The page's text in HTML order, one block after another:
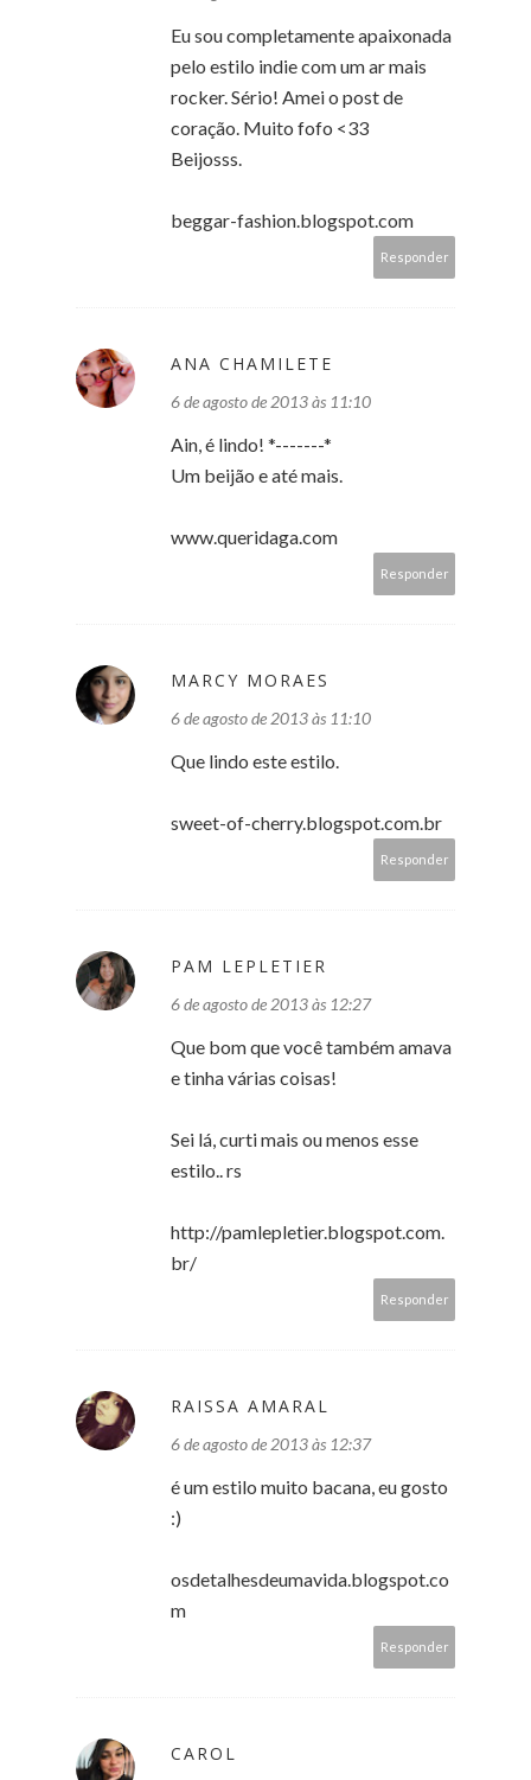
Eu sou completamente apaixonada
pelo estilo indie com um ar mais
rocker. Sério! Amei o post de
coração. Muito fofo <33
Beijosss.
beggar-fashion.blogspot.com
Responder
ANA CHAMILETE
6 de agosto de 2013 às 11:10
Ain, é lindo! *-------*
Um beijão e até mais.
www.queridaga.com
Responder
MARCY MORAES
6 de agosto de 2013 às 11:10
Que lindo este estilo.
sweet-of-cherry.blogspot.com.br
Responder
PAM LEPLETIER
6 de agosto de 2013 às 12:27
Que bom que você também amava
e tinha várias coisas!
Sei lá, curti mais ou menos esse
estilo.. rs
http://pamlepletier.blogspot.com.
br/
Responder
RAISSA AMARAL
6 de agosto de 2013 às 12:37
é um estilo muito bacana, eu gosto
:)
osdetalhesdeumavida.blogspot.co
m
Responder
CAROL